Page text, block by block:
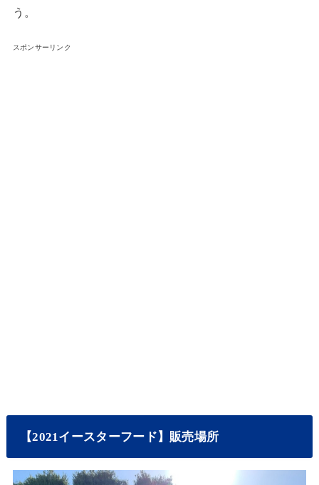
う。
スポンサーリンク
【2021イースターフード】販売場所